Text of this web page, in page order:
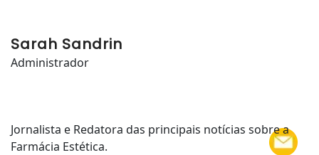
Sarah Sandrin
Administrador
Jornalista e Redatora das principais notícias sobre a
Farmácia Estética.